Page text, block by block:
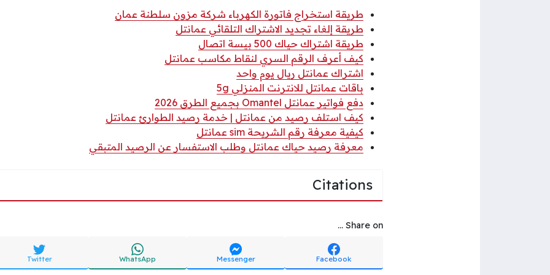
طريقة استخراج فاتورة الكهرباء شركة مزون سلطنة عمان
طريقة إلغاء تجديد الاشتراك التلقائي عمانتل
طريقة اشتراك حياك 500 بيسة اتصال
كيف أعرف الرقم السري لنقاط مكاسب عمانتل
اشتراك عمانتل ريال يوم واحد
باقات عمانتل للانترنت المنزلي 5g
دفع فواتير عمانتل Omantel بجميع الطرق 2026
كيف استلف رصيد من عمانتل | خدمة رصيد الطوارئ عمانتل
كيفية معرفة رقم الشريحة sim عمانتل
معرفة رصيد حياك عمانتل وطلب الاستفسار عن الرصيد المتبقي
Citations
Share on ...
Facebook
Messenger
WhatsApp
Twitter